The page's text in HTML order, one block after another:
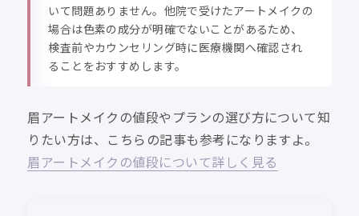
いて問題ありません。他院で受けたアートメイクの
場合は色素の成分が明確でないことがあるため、
検査前やカウンセリング時に医療機関へ確認され
ることをおすすめします。
眉アートメイクの値段やプランの選び方について知
りたい方は、こちらの記事も参考になりますよ。
眉アートメイクの値段について詳しく見る